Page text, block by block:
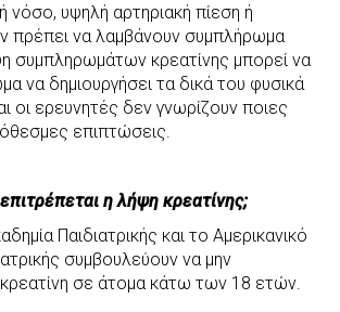
νόσο, υψηλή αρτηριακή πίεση ή
πρέπει να λαμβάνουν συμπλήρωμα
συμπληρωμάτων κρεατίνης μπορεί να
να δημιουργήσει τα δικά του φυσικά
οι ερευνητές δεν γνωρίζουν ποιες
επιπτώσεις.
η λήψη κρεατίνης;
Παιδιατρικής και το Αμερικανικό
συμβουλεύουν να μην
κρεατίνη σε άτομα κάτω των 18 ετών.